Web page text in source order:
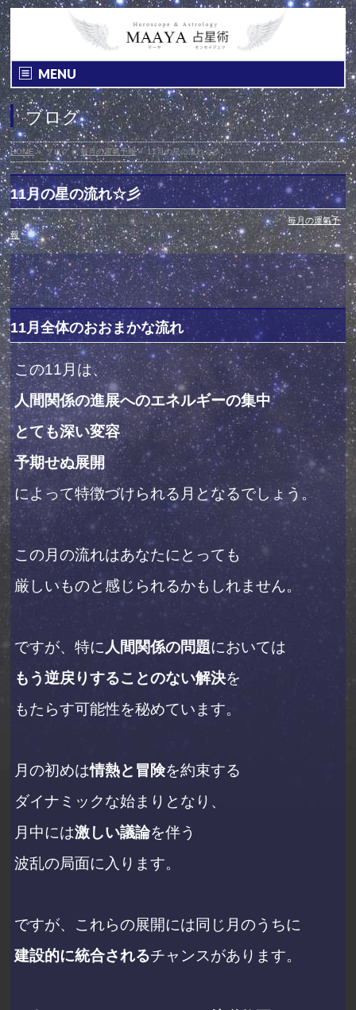
MENU
ブログ
HOME» ブログ » 毎月の運氣予報» 11月の星の流れ☆彡
11月の星の流れ☆彡
投稿日 : 2025年11月4日 最終更新日時 : 2025年11月4日 カテゴリー :毎月の運氣予
報
11月全体のおおまかな流れ
この11月は、
人間関係の進展へのエネルギーの集中
とても深い変容
予期せぬ展開
によって特徴づけられる月となるでしょう。
この月の流れはあなたにとっても
厳しいものと感じられるかもしれません。
ですが、特に 人間関係の問題においては
もう逆戻りすることのない解決を
もたらす可能性を秘めています。
月の初めは情熱と冒険を約束する
ダイナミックな始まりとなり、
月中には激しい議論を伴う
波乱の局面に入ります。
ですが、これらの展開には同じ月のうちに
建設的に統合されるチャンスがあります。